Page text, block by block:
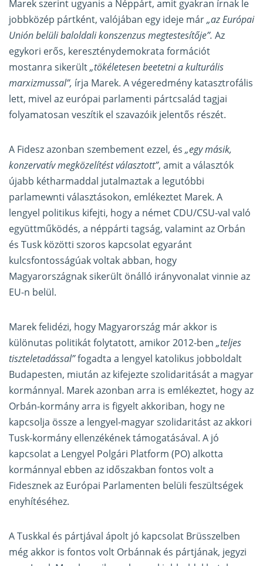
Marek szerint ugyanis a Néppárt, amit gyakran írnak le
jobbközép pártként, valójában egy ideje már„az Európai
Unión belüli baloldali konszenzus megtestesítője”. Az
egykori erős, kereszténydemokrata formációt
mostanra sikerült„tökéletesen beetetni a kulturális
marxizmussal”, írja Marek. A végeredmény katasztrofális
lett, mivel az európai parlamenti pártcsalád tagjai
folyamatosan veszítik el szavazóik jelentős részét.
A Fidesz azonban szembement ezzel, és „egy másik,
konzervatív megközelítést választott”, amit a választók
újabb kétharmaddal jutalmaztak a legutóbbi
parlamewnti választásokon, emlékeztet Marek. A
lengyel politikus kifejti, hogy a német CDU/CSU-val való
együttműködés, a néppárti tagság, valamint az Orbán
és Tusk közötti szoros kapcsolat egyaránt
kulcsfontosságúak voltak abban, hogy
Magyarországnak sikerült önálló irányvonalat vinnie az
EU-n belül.
Marek felidézi, hogy Magyarország már akkor is
különutas politikát folytatott, amikor 2012-ben „teljes
tiszteletadással”fogadta a lengyel katolikus jobboldalt
Budapesten, miután az kifejezte szolidaritását a magyar
kormánnyal. Marek azonban arra is emlékeztet, hogy az
Orbán-kormány arra is figyelt akkoriban, hogy ne
kapcsolja össze a lengyel-magyar szolidaritást az akkori
Tusk-kormány ellenzékének támogatásával. A jó
kapcsolat a Lengyel Polgári Platform (PO) alkotta
kormánnyal ebben az időszakban fontos volt a
Fidesznek az Európai Parlamenten belüli feszültségek
enyhítéséhez.
A Tuskkal és pártjával ápolt jó kapcsolat Brüsszelben
még akkor is fontos volt Orbánnak és pártjának, jegyzi